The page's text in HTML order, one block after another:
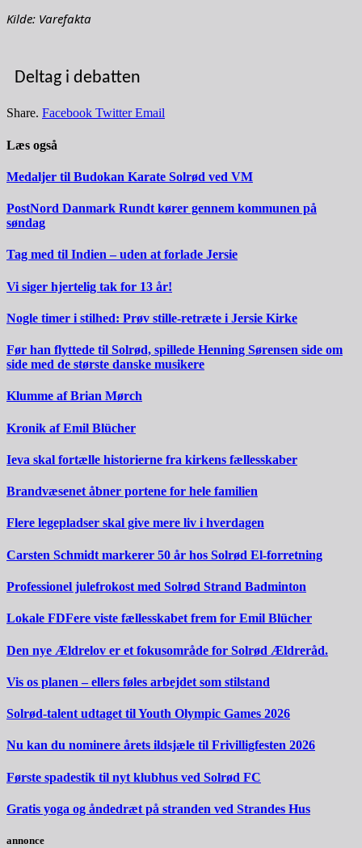
Kilde: Varefakta
Deltag i debatten
Share. Facebook Twitter Email
Læs også
Medaljer til Budokan Karate Solrød ved VM
PostNord Danmark Rundt kører gennem kommunen på
søndag
Tag med til Indien – uden at forlade Jersie
Vi siger hjertelig tak for 13 år!
Nogle timer i stilhed: Prøv stille-retræte i Jersie Kirke
Før han flyttede til Solrød, spillede Henning Sørensen side om
side med de største danske musikere
Klumme af Brian Mørch
Kronik af Emil Blücher
Ieva skal fortælle historierne fra kirkens fællesskaber
Brandvæsenet åbner portene for hele familien
Flere legepladser skal give mere liv i hverdagen
Carsten Schmidt markerer 50 år hos Solrød El-forretning
Professionel julefrokost med Solrød Strand Badminton
Lokale FDFere viste fællesskabet frem for Emil Blücher
Den nye Ældrelov er et fokusområde for Solrød Ældreråd.
Vis os planen – ellers føles arbejdet som stilstand
Solrød-talent udtaget til Youth Olympic Games 2026
Nu kan du nominere årets ildsjæle til Frivilligfesten 2026
Første spadestik til nyt klubhus ved Solrød FC
Gratis yoga og åndedræt på stranden ved Strandes Hus
annonce